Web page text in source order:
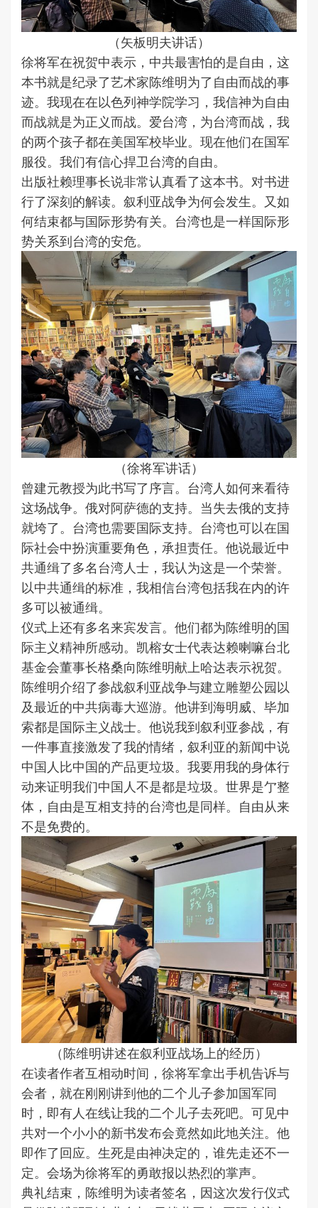
（矢板明夫讲话）
徐将军在祝贺中表示，中共最害怕的是自由，这
本书就是纪录了艺术家陈维明为了自由而战的事
迹。我现在在以色列神学院学习，我信神为自由
而战就是为正义而战。爱台湾，为台湾而战，我
的两个孩子都在美国军校毕业。现在他们在国军
服役。我们有信心捍卫台湾的自由。
出版社赖理事长说非常认真看了这本书。对书进
行了深刻的解读。叙利亚战争为何会发生。又如
何结束都与国际形势有关。台湾也是一样国际形
势关系到台湾的安危。
（徐将军讲话）
曾建元教授为此书写了序言。台湾人如何来看待
这场战争。俄对阿萨德的支持。当失去俄的支持
就垮了。台湾也需要国际支持。台湾也可以在国
际社会中扮演重要角色，承担责任。他说最近中
共通缉了多名台湾人士，我认为这是一个荣誉。
以中共通缉的标准，我相信台湾包括我在内的许
多可以被通缉。
仪式上还有多名来宾发言。他们都为陈维明的国
际主义精神所感动。凯榕女士代表达赖喇嘛台北
基金会董事长格桑向陈维明献上哈达表示祝贺。
陈维明介绍了参战叙利亚战争与建立雕塑公园以
及最近的中共病毒大巡游。他讲到海明威、毕加
索都是国际主义战士。他说我到叙利亚参战，有
一件事直接激发了我的情绪，叙利亚的新闻中说
中国人比中国的产品更垃圾。我要用我的身体行
动来证明我们中国人不是都是垃圾。世界是亇整
体，自由是互相支持的台湾也是同样。自由从来
不是免费的。
（陈维明讲述在叙利亚战场上的经历）
在读者作者互相动时间，徐将军拿出手机告诉与
会者，就在刚刚讲到他的二个儿子参加国军同
时，即有人在线让我的二个儿子去死吧。可见中
共对一个小小的新书发布会竟然如此地关注。他
即作了回应。生死是由神决定的，谁先走还不一
定。会场为徐将军的勇敢报以热烈的掌声。
典礼结束，陈维明为读者签名，因这次发行仪式